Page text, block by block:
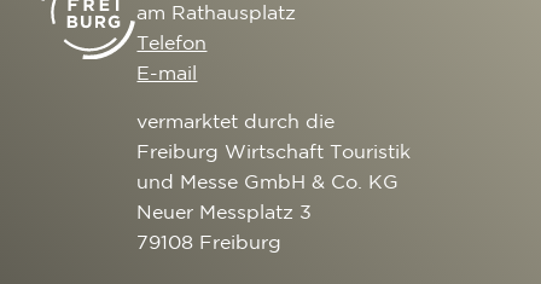
am Rathausplatz
Telefon
E-mail
vermarktet durch die
Freiburg Wirtschaft Touristik
und Messe GmbH & Co. KG
Neuer Messplatz 3
79108 Freiburg